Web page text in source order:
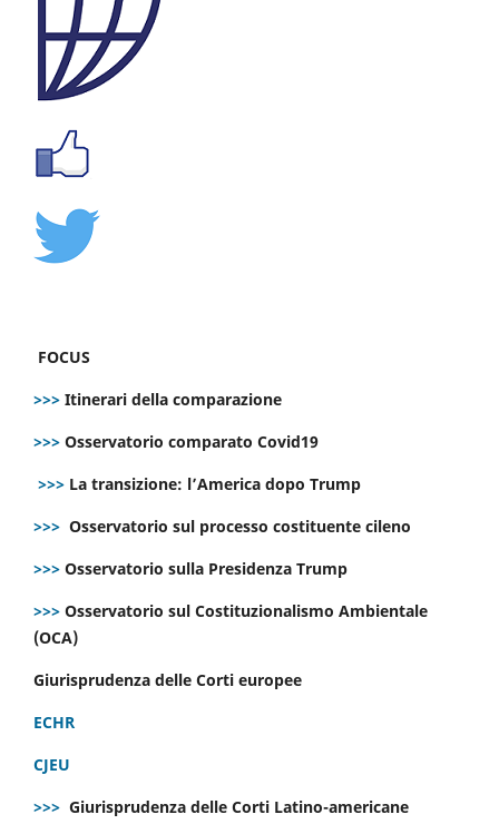
FOCUS
>>> Itinerari della comparazione
>>> Osservatorio comparato Covid19
>>> La transizione: l’America dopo Trump
>>> Osservatorio sul processo costituente cileno
>>> Osservatorio sulla Presidenza Trump
>>> Osservatorio sul Costituzionalismo Ambientale
(OCA)
Giurisprudenza delle Corti europee
ECHR
CJEU
>>> Giurisprudenza delle Corti Latino-americane